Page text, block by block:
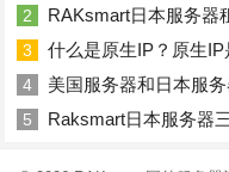
2 RAKsmart日本服务器
3 什么是原生IP？原生IP
4 美国服务器和日本服
5 Raksmart日本服务器